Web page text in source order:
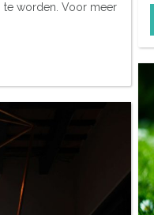
worden. Voor meer